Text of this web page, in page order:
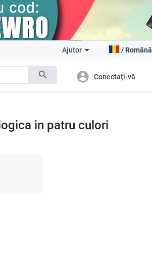
search
Ajutor / Română
account_circle Conectați-vă
in patru culori